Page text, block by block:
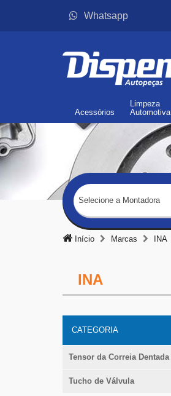
Whatsapp
Acessórios
Limpeza
Automotiva
Selecione a Montadora
Início Marcas INA
INA
CATEGORIA
Tensor da Correia Dentada
Tucho de Válvula